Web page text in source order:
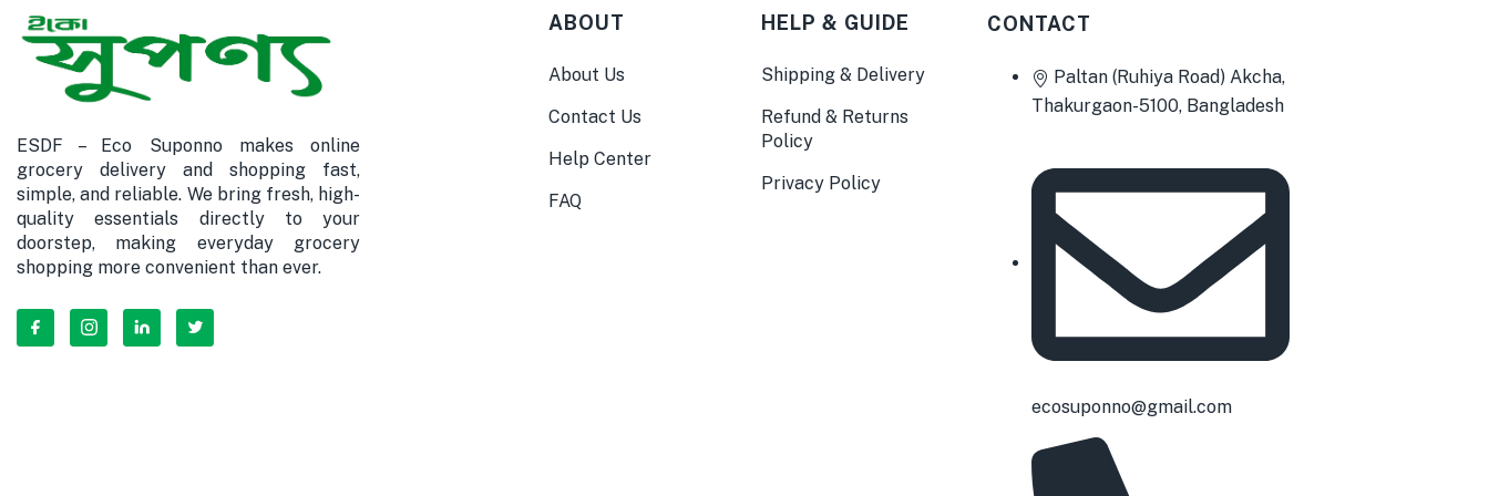
ESDF – Eco Suponno makes online
grocery delivery and shopping fast,
simple, and reliable. We bring fresh, high-
quality essentials directly to your
doorstep, making everyday grocery
shopping more convenient than ever.
ABOUT
About Us
Contact Us
Help Center
FAQ
HELP & GUIDE
Shipping & Delivery
Refund & Returns
Policy
Privacy Policy
CONTACT
Paltan (Ruhiya Road) Akcha,
Thakurgaon-5100, Bangladesh
ecosuponno@gmail.com